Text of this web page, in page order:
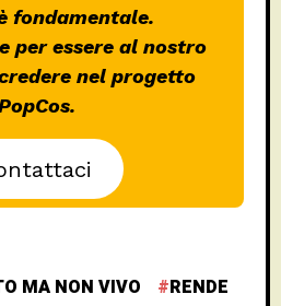
fondamentale.
per essere al nostro
nel progetto
MA NON VIVO
RENDE